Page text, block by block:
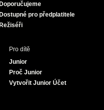
Doporučujeme
Dostupné pro předplatitele
Režiséři
Pro dítě
Junior
Proč Junior
Vytvořit Junior Účet